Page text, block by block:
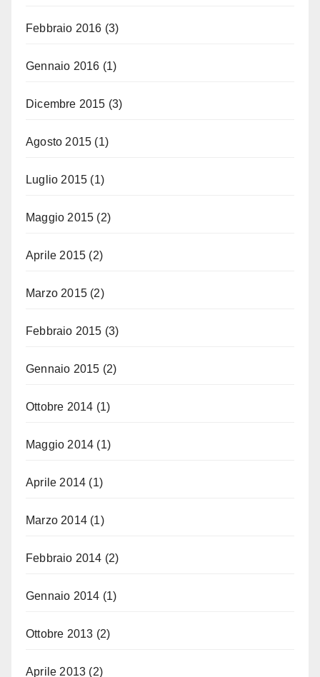
Febbraio 2016 (3)
Gennaio 2016 (1)
Dicembre 2015 (3)
Agosto 2015 (1)
Luglio 2015 (1)
Maggio 2015 (2)
Aprile 2015 (2)
Marzo 2015 (2)
Febbraio 2015 (3)
Gennaio 2015 (2)
Ottobre 2014 (1)
Maggio 2014 (1)
Aprile 2014 (1)
Marzo 2014 (1)
Febbraio 2014 (2)
Gennaio 2014 (1)
Ottobre 2013 (2)
Aprile 2013 (2)